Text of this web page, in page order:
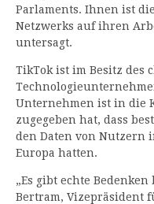
Parlaments. Ihnen ist
Netzwerks auf ihren
untersagt.
TikTok ist im Besitz des
Unternehmen ist in die
zugegeben hat, dass
den Daten von Nutzern
Europa hatten.
„Es gibt echte
Bertram, Vizepräsident